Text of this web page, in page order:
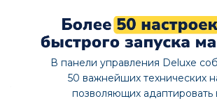
В панели управления Deluxe
50 важнейших технических
позволяющих адаптировать